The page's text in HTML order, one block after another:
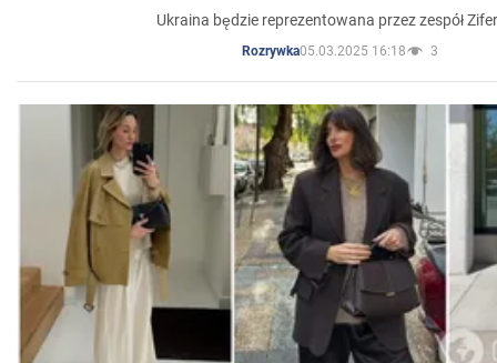
Ukraina będzie reprezentowana przez zespół
Rozrywka05.03.2025 16:18 3